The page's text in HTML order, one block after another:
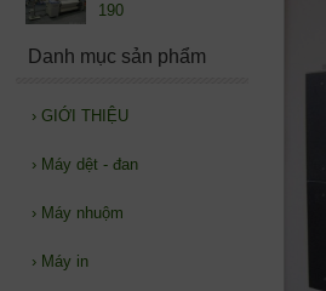
190
Danh mục sản phẩm
› GIỚI THIỆU
› Máy dệt - đan
› Máy nhuộm
› Máy in